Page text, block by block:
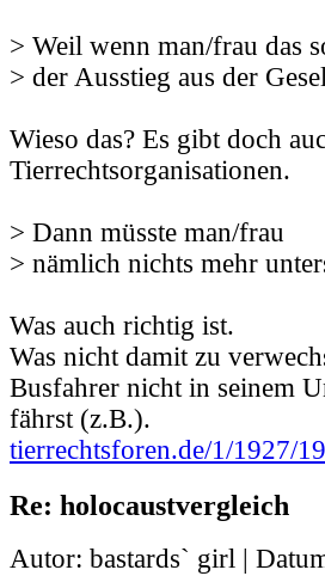
> Weil wenn man/frau das
> der Ausstieg aus der
Wieso das? Es gibt doch
Tierrechtsorganisationen.
> Dann müsste man/frau
> nämlich nichts mehr
Was auch richtig ist.
Was nicht damit zu
Busfahrer nicht in seinem
fährst (z.B.).
tierrechtsforen.de/1/1927/
Re: holocaustvergleich
Autor: bastards` girl |